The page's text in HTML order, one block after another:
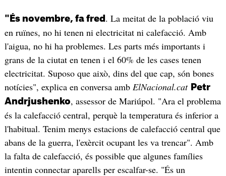
"És novembre, fa fred . La meitat de la població viu
en ruïnes, no hi tenen ni electricitat ni calefacció. Amb
l'aigua, no hi ha problemes. Les parts més importants i
grans de la ciutat en tenen i el 60% de les cases tenen
electricitat. Suposo que això, dins del que cap, són bones
notícies", explica en conversa amb ElNacional.cat Petr
Andrjushenko, assessor de Mariúpol. "Ara el problema
és la calefacció central, perquè la temperatura és inferior a
l'habitual. Tenim menys estacions de calefacció central que
abans de la guerra, l'exèrcit ocupant les va trencar". Amb
la falta de calefacció, és possible que algunes famílies
intentin connectar aparells per escalfar-se. "És un